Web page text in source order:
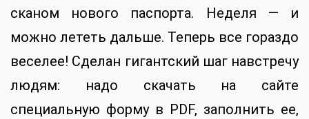
сканом нового паспорта. Неделя — и
можно лететь дальше. Теперь все гораздо
веселее! Сделан гигантский шаг навстречу
людям: надо скачать на сайте
специальную форму в PDF, заполнить ее,